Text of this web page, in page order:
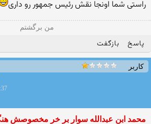
راستی شما اونجا نقش رئیس جمهور رو داری
من برگشتم
پاسخ بازگفت
کاربر
محمد ابن عبدالله سوار بر خر مخصوصش